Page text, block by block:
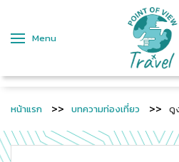
Menu
หน้าแรก บทความท่องเที่ยว ดู